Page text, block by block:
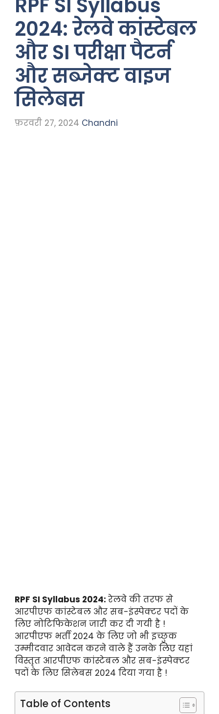
RPF SI Syllabus
2024: रेलवे कांस्टेबल
और SI परीक्षा पैटर्न
और सब्जेक्ट वाइज
सिलेबस
फ़रवरी 27, 2024 Chandni
RPF SI Syllabus 2024: रेलवे की तरफ से
आरपीएफ कांस्टेबल और सब-इंस्पेक्टर पदों के
लिए नोटिफिकेशन जारी कर दी गयी है !
आरपीएफ भर्ती 2024 के लिए जो भी इच्छुक
उम्मीदवार आवेदन करने वाले हैं उनके लिए यहां
विस्तृत आरपीएफ कांस्टेबल और सब-इंस्पेक्टर
पदों के लिए सिलेबस 2024 दिया गया है !
Table of Contents